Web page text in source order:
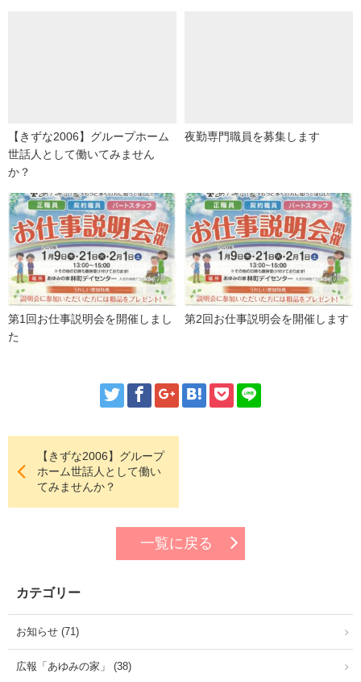
【きずな2006】グループホーム
世話人として働いてみません
か？
夜勤専門職員を募集します
第1回お仕事説明会を開催しまし
た
第2回お仕事説明会を開催します
【きずな2006】グループ
ホーム世話人として働い
てみませんか？
一覧に戻る
カテゴリー
お知らせ (71)
広報「あゆみの家」 (38)